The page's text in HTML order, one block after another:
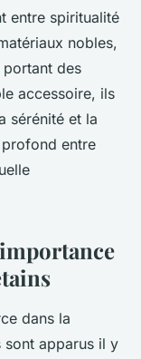
pouvoir
entre spiritualité
nobles,
des
accessoire, ils
sérénité et la
entre
dans la
sont apparus il y